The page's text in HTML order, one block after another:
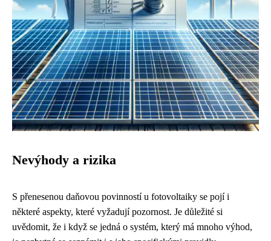
Nevýhody a rizika
S přenesenou daňovou povinností u fotovoltaiky se pojí i
některé aspekty, které vyžadují pozornost. Je důležité si
uvědomit, že i když se jedná o systém, který má mnoho výhod,